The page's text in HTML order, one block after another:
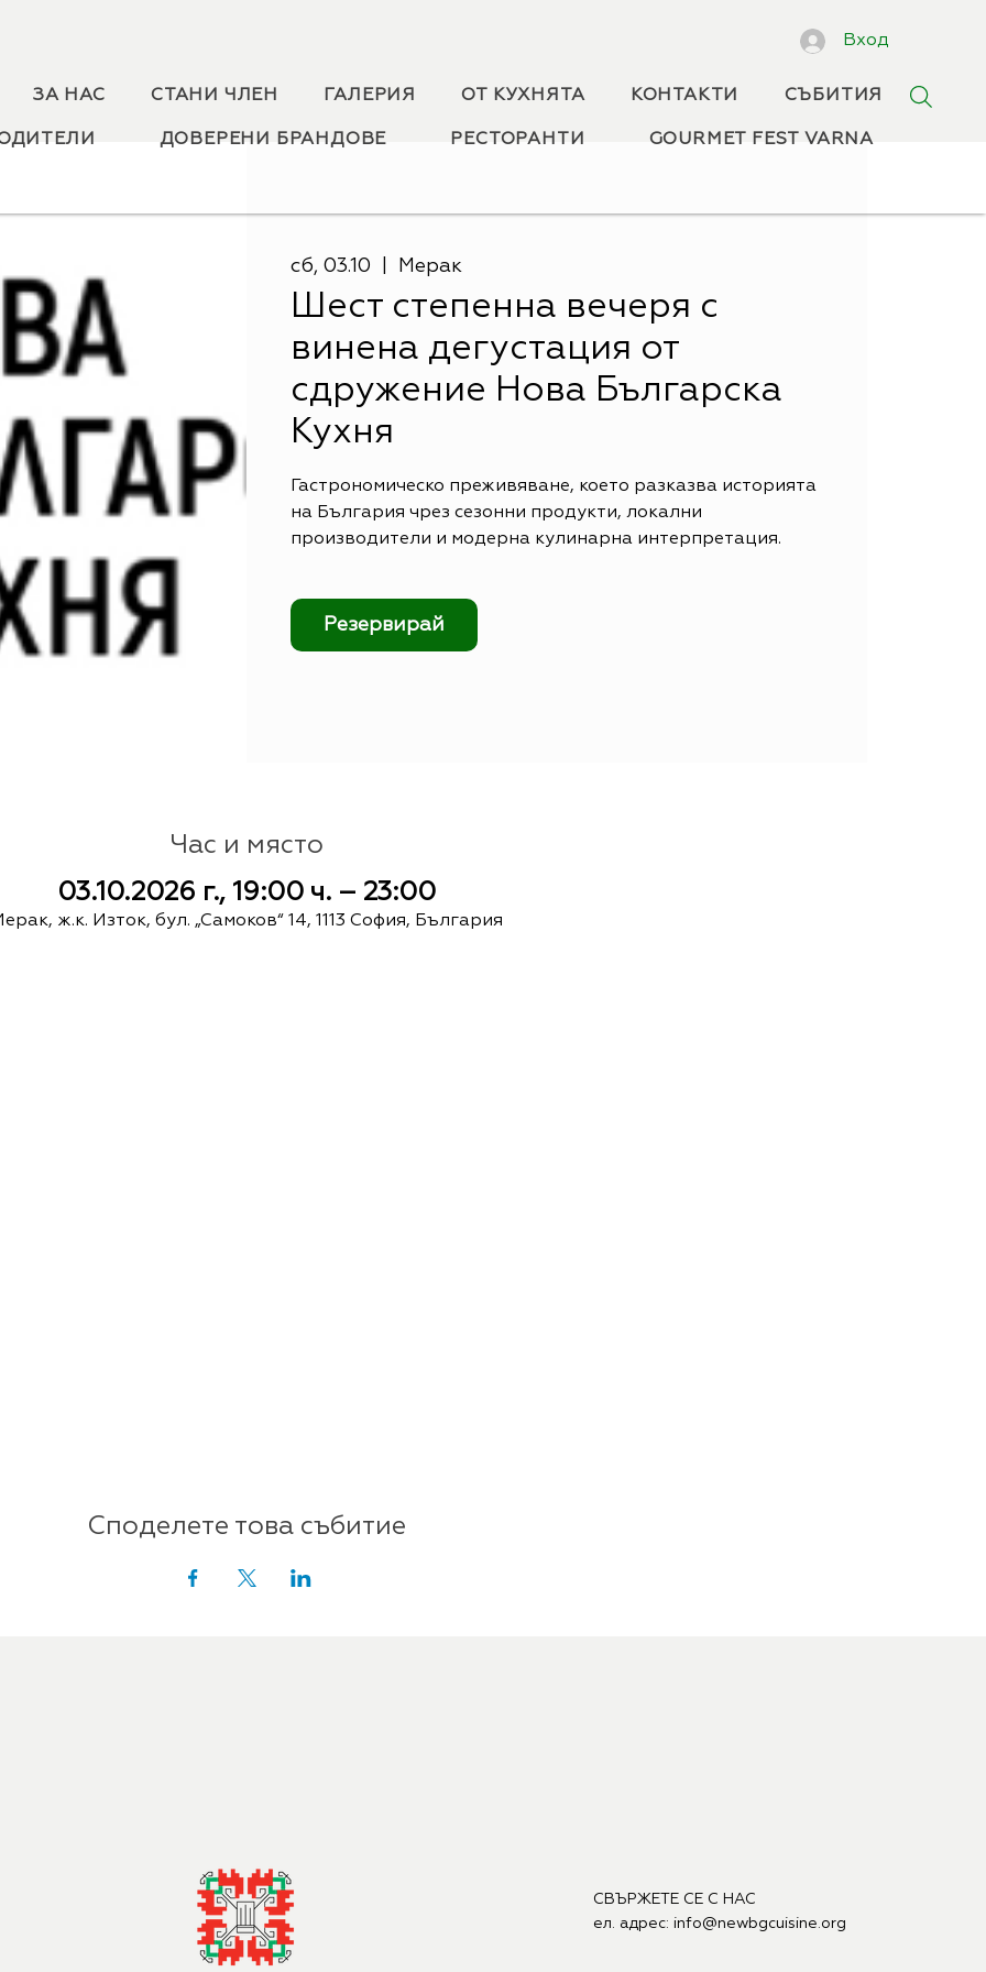
Вход
ЗА НАС СТАНИ ЧЛЕН ГАЛЕРИЯ ОТ КУХНЯТА КОНТАКТИ СЪБИТИЯ
ДОВЕРЕНИ БРАНДОВЕ РЕСТОРАНТИ GOURMET FEST VARNA
сб, 03.10 Мерак
Шест степенна вечеря с
винена дегустация от
сдружение Нова Българска
Кухня
Гастрономическо преживяване, което разказва историята
на България чрез сезонни продукти, локални
производители и модерна кулинарна интерпретация.
Резервирай
Час и място
03.10.2026 г., 19:00 ч. – 23:00
ж.к. Изток, бул. „Самоков“ 14, 1113 София, България
Споделете това събитие
СВЪРЖЕТЕ СЕ С НАС
ел. адрес: info@newbgcuisine.org